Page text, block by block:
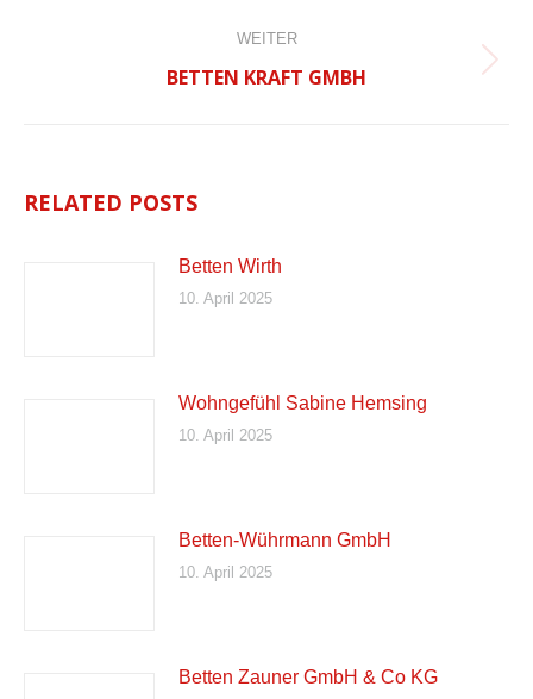
WEITER
Nächster
Beitrag:
BETTEN KRAFT GMBH
RELATED POSTS
Betten Wirth
10. April 2025
Wohngefühl Sabine Hemsing
10. April 2025
Betten-Wührmann GmbH
10. April 2025
Betten Zauner GmbH & Co KG